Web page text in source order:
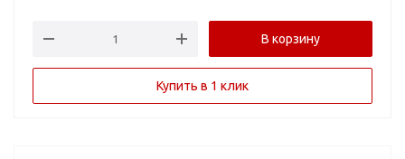
В корзину
Купить в 1 клик